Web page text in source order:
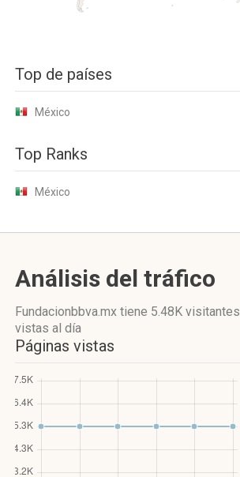
Top de países
México
Top Ranks
México
Análisis del tráfico
Fundacionbbva.mx tiene 5.48K visitantes
vistas al día
Páginas vistas